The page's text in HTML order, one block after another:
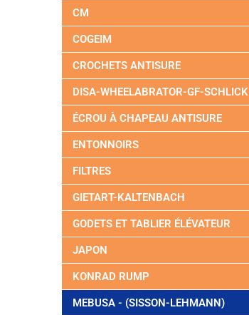
CM
COGEIM
CROCHETS ANTISURE
DISA-WHEELABRATOR-GF-SCHLICK
ÉCROU À CHAPEAU ANTISURE
ENTONNOIRS
FILTRES
GIETART-KALTENBACH
GODETS ET TABLIER ÉLÉVATEUR
JAPON
KONRAD RUMP
MEBUSA - (SISSON-LEHMANN)